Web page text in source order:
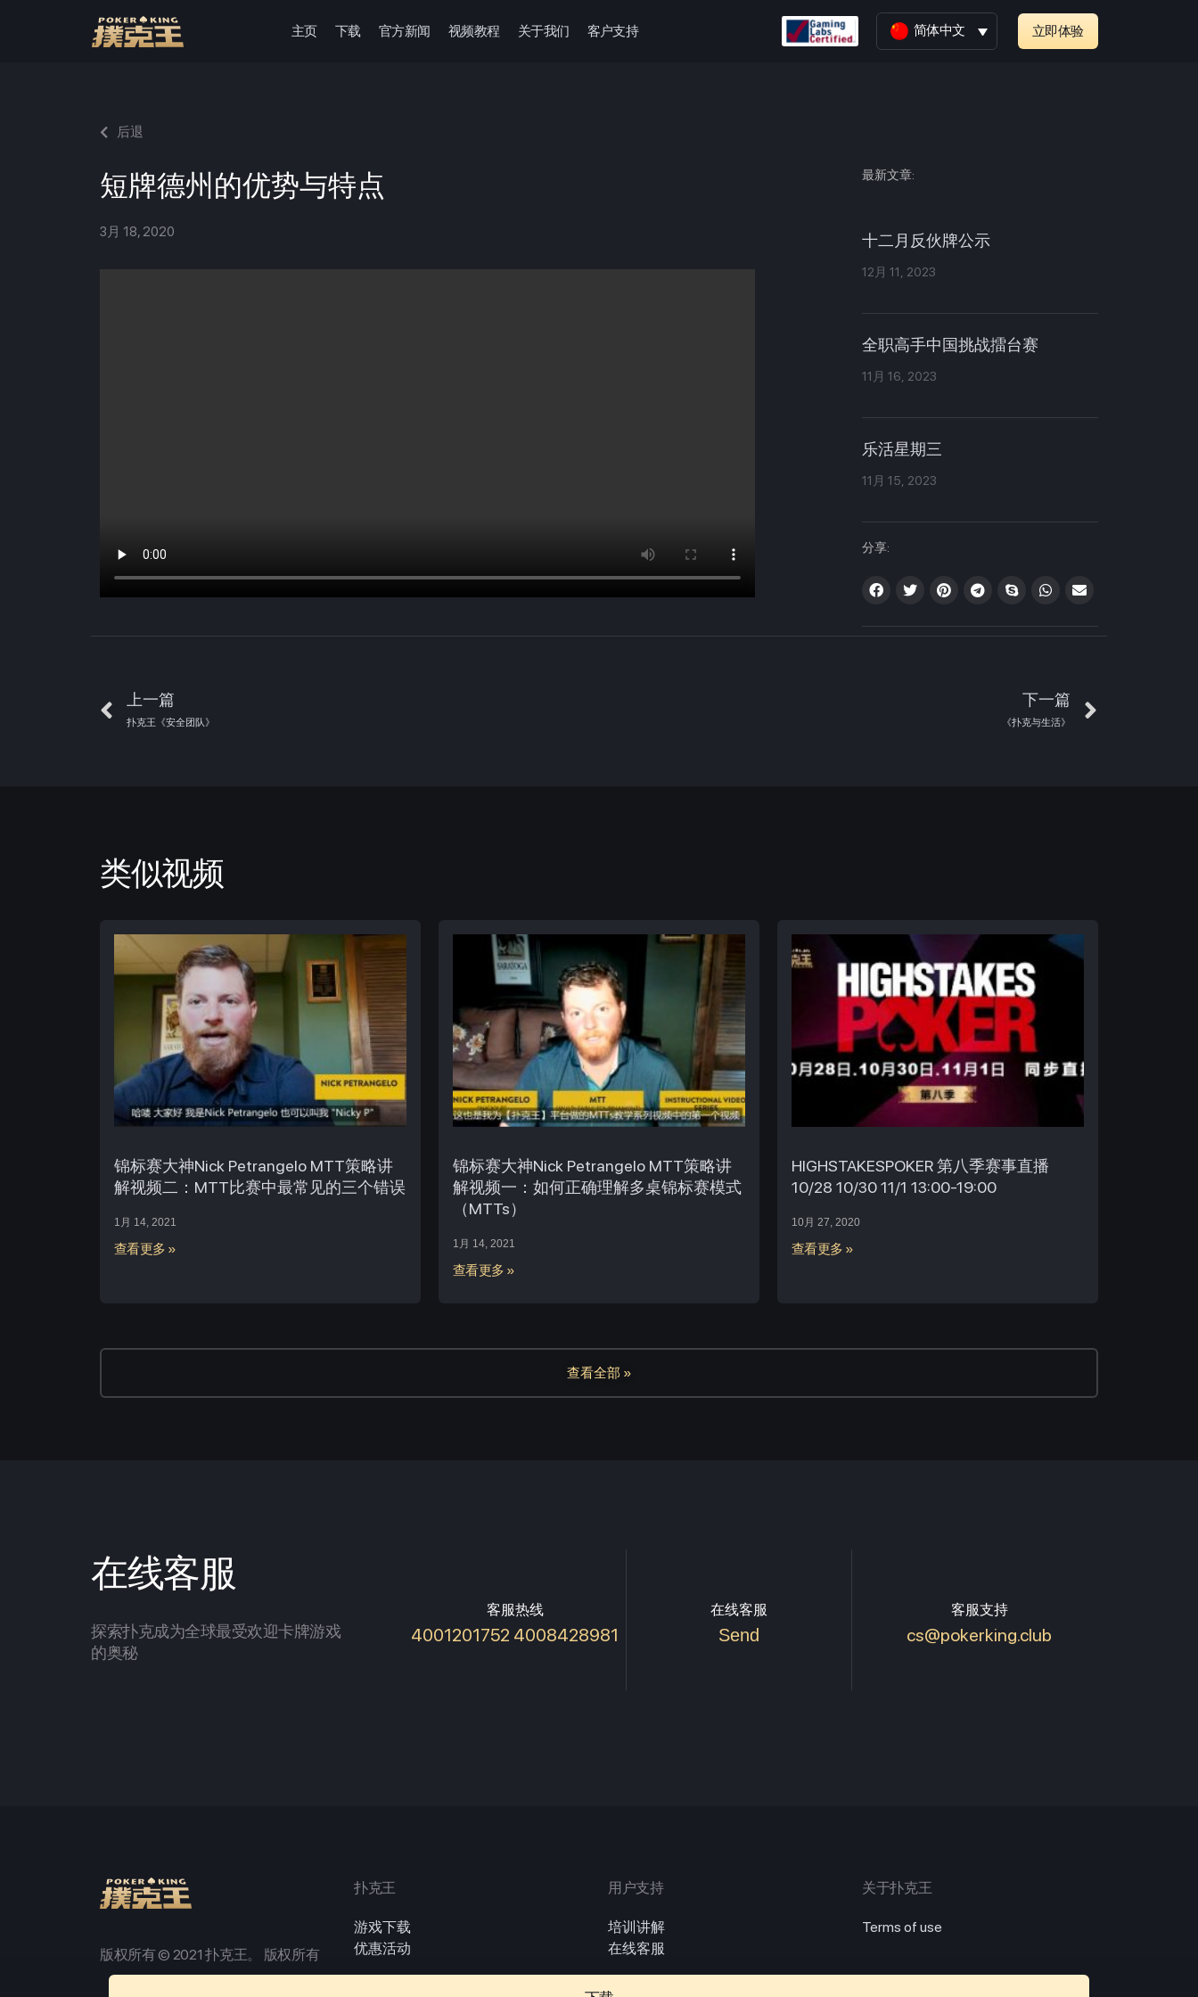
主页 下载 官方新闻 视频教程 关于我们 客户支持 简体中文 立即体验
后退
短牌德州的优势与特点
3月 18, 2020
最新文章:
十二月反伙牌公示
12月 11, 2023
全职高手中国挑战擂台赛
11月 16, 2023
乐活星期三
11月 15, 2023
分享:
上一篇
扑克王《安全团队》
下一篇
《扑克与生活》
类似视频
锦标赛大神Nick Petrangelo MTT策略讲
解视频二：MTT比赛中最常见的三个错误
1月 14, 2021
查看更多 »
锦标赛大神Nick Petrangelo MTT策略讲
解视频一：如何正确理解多桌锦标赛模式
（MTTs）
1月 14, 2021
查看更多 »
HIGHSTAKESPOKER 第八季赛事直播
10/28 10/30 11/1 13:00-19:00
10月 27, 2020
查看更多 »
查看全部 »
在线客服
探索扑克成为全球最受欢迎卡牌游戏
的奥秘
客服热线
4001201752 4008428981
在线客服
Send
客服支持
cs@pokerking.club
版权所有 © 2021 扑克王。 版权所有
扑克王
游戏下载
优惠活动
用户支持
培训讲解
在线客服
关于扑克王
Terms of use